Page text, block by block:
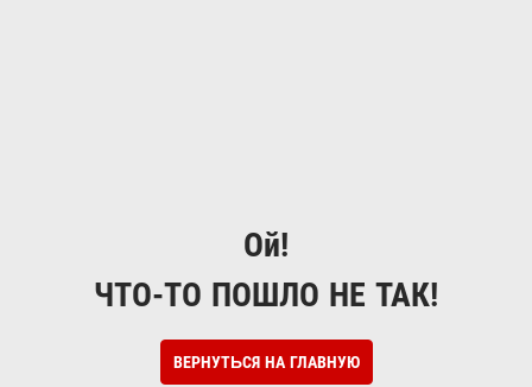
Ой!
ЧТО-ТО ПОШЛО НЕ ТАК!
ВЕРНУТЬСЯ НА ГЛАВНУЮ